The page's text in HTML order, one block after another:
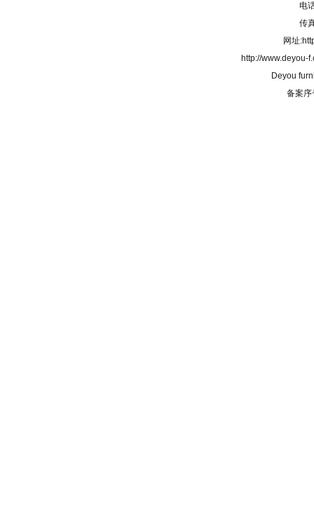
电
传
网址
http://www.deyou-
Deyou
备案